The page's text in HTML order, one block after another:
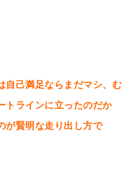
自己満足ならまだマシ、む
トラインに立ったのだか
が賢明な走り出し方で